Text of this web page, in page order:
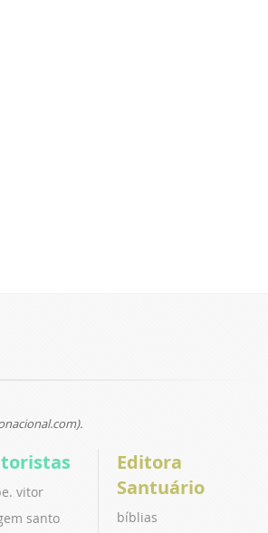
vitor
santo
Editora
Santuário
bíblias